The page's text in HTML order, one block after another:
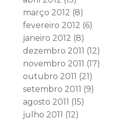
março 2012 (8)
fevereiro 2012 (6)
janeiro 2012 (8)
dezembro 2011 (12)
novembro 2011 (17)
outubro 2011 (21)
setembro 2011 (9)
agosto 2011 (15)
julho 2011 (12)